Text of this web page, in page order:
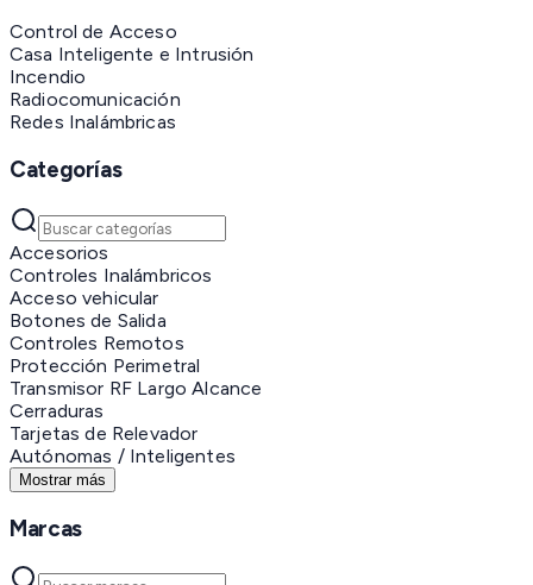
Control de Acceso
Casa Inteligente e Intrusión
Incendio
Radiocomunicación
Redes Inalámbricas
Categorías
Accesorios
Controles Inalámbricos
Acceso vehicular
Botones de Salida
Controles Remotos
Protección Perimetral
Transmisor RF Largo Alcance
Cerraduras
Tarjetas de Relevador
Autónomas / Inteligentes
Mostrar más
Marcas